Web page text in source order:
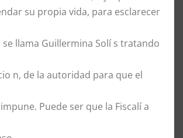
su propia vida, para esclarecer
se llama Guillermina Solí s tratando
n, de la autoridad para que el
Puede ser que la Fiscalí a